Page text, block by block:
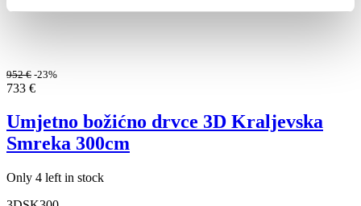
952€ -23%
733 €
Umjetno božićno drvce 3D Kraljevska
Smreka 300cm
Only 4 left in stock